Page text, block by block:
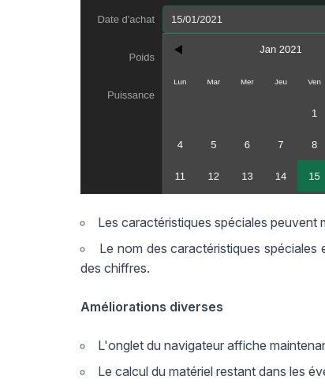
Les caractéristiques spéciales peuvent
Le nom des caractéristiques
des chiffres.
Améliorations diverses
L'onglet du navigateur affiche
Le calcul du matériel restant dans les